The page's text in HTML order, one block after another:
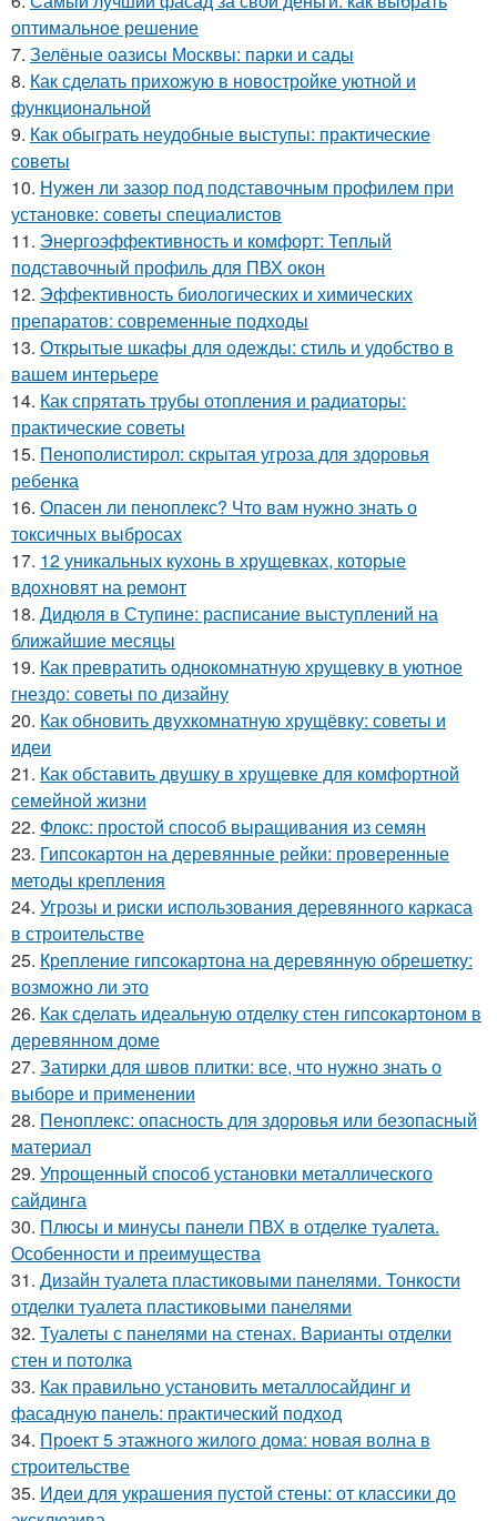
оптимальное решение
7. Зелёные оазисы Москвы: парки и сады
8. Как сделать прихожую в новостройке уютной и
функциональной
9. Как обыграть неудобные выступы: практические
советы
10. Нужен ли зазор под подставочным профилем при
установке: советы специалистов
11. Энергоэффективность и комфорт: Теплый
подставочный профиль для ПВХ окон
12. Эффективность биологических и химических
препаратов: современные подходы
13. Открытые шкафы для одежды: стиль и удобство в
вашем интерьере
14. Как спрятать трубы отопления и радиаторы:
практические советы
15. Пенополистирол: скрытая угроза для здоровья
ребенка
16. Опасен ли пеноплекс? Что вам нужно знать о
токсичных выбросах
17. 12 уникальных кухонь в хрущевках, которые
вдохновят на ремонт
18. Дидюля в Ступине: расписание выступлений на
ближайшие месяцы
19. Как превратить однокомнатную хрущевку в уютное
гнездо: советы по дизайну
20. Как обновить двухкомнатную хрущёвку: советы и
идеи
21. Как обставить двушку в хрущевке для комфортной
семейной жизни
22. Флокс: простой способ выращивания из семян
23. Гипсокартон на деревянные рейки: проверенные
методы крепления
24. Угрозы и риски использования деревянного каркаса
в строительстве
25. Крепление гипсокартона на деревянную обрешетку:
возможно ли это
26. Как сделать идеальную отделку стен гипсокартоном в
деревянном доме
27. Затирки для швов плитки: все, что нужно знать о
выборе и применении
28. Пеноплекс: опасность для здоровья или безопасный
материал
29. Упрощенный способ установки металлического
сайдинга
30. Плюсы и минусы панели ПВХ в отделке туалета.
Особенности и преимущества
31. Дизайн туалета пластиковыми панелями. Тонкости
отделки туалета пластиковыми панелями
32. Туалеты с панелями на стенах. Варианты отделки
стен и потолка
33. Как правильно установить металлосайдинг и
фасадную панель: практический подход
34. Проект 5 этажного жилого дома: новая волна в
строительстве
35. Идеи для украшения пустой стены: от классики до